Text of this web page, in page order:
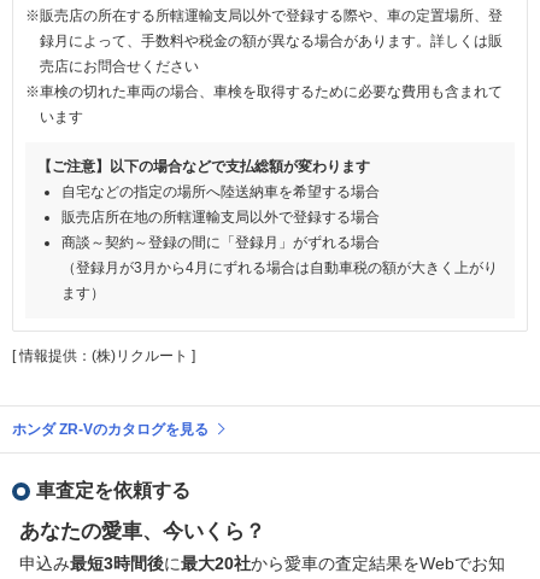
※販売店の所在する所轄運輸支局以外で登録する際や、車の定置場所、登
録月によって、手数料や税金の額が異なる場合があります。詳しくは販
売店にお問合せください
※車検の切れた車両の場合、車検を取得するために必要な費用も含まれて
います
【ご注意】以下の場合などで支払総額が変わります
自宅などの指定の場所へ陸送納車を希望する場合
販売店所在地の所轄運輸支局以外で登録する場合
商談～契約～登録の間に「登録月」がずれる場合
（登録月が3月から4月にずれる場合は自動車税の額が大きく上がり
ます）
[ 情報提供：(株)リクルート ]
ホンダ ZR-Vのカタログを見る
車査定を依頼する
あなたの愛車、今いくら？
申込み最短3時間後に最大20社から愛車の査定結果をWebでお知